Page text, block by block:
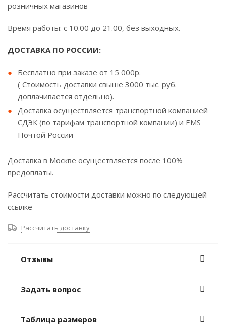
розничных магазинов
Время работы: с 10.00 до 21.00, без выходных.
ДОСТАВКА ПО РОССИИ:
Бесплатно при заказе от 15 000р.
( Стоимость доставки свыше 3000 тыс. руб.
доплачивается отдельно).
Доставка осуществляется транспортной компанией
СДЭК (по тарифам транспортной компании) и EMS
Почтой России
Доставка в Москве осуществляется после 100%
предоплаты.
Рассчитать стоимости доставки можно по следующей
ссылке
Рассчитать доставку
Отзывы
Задать вопрос
Таблица размеров